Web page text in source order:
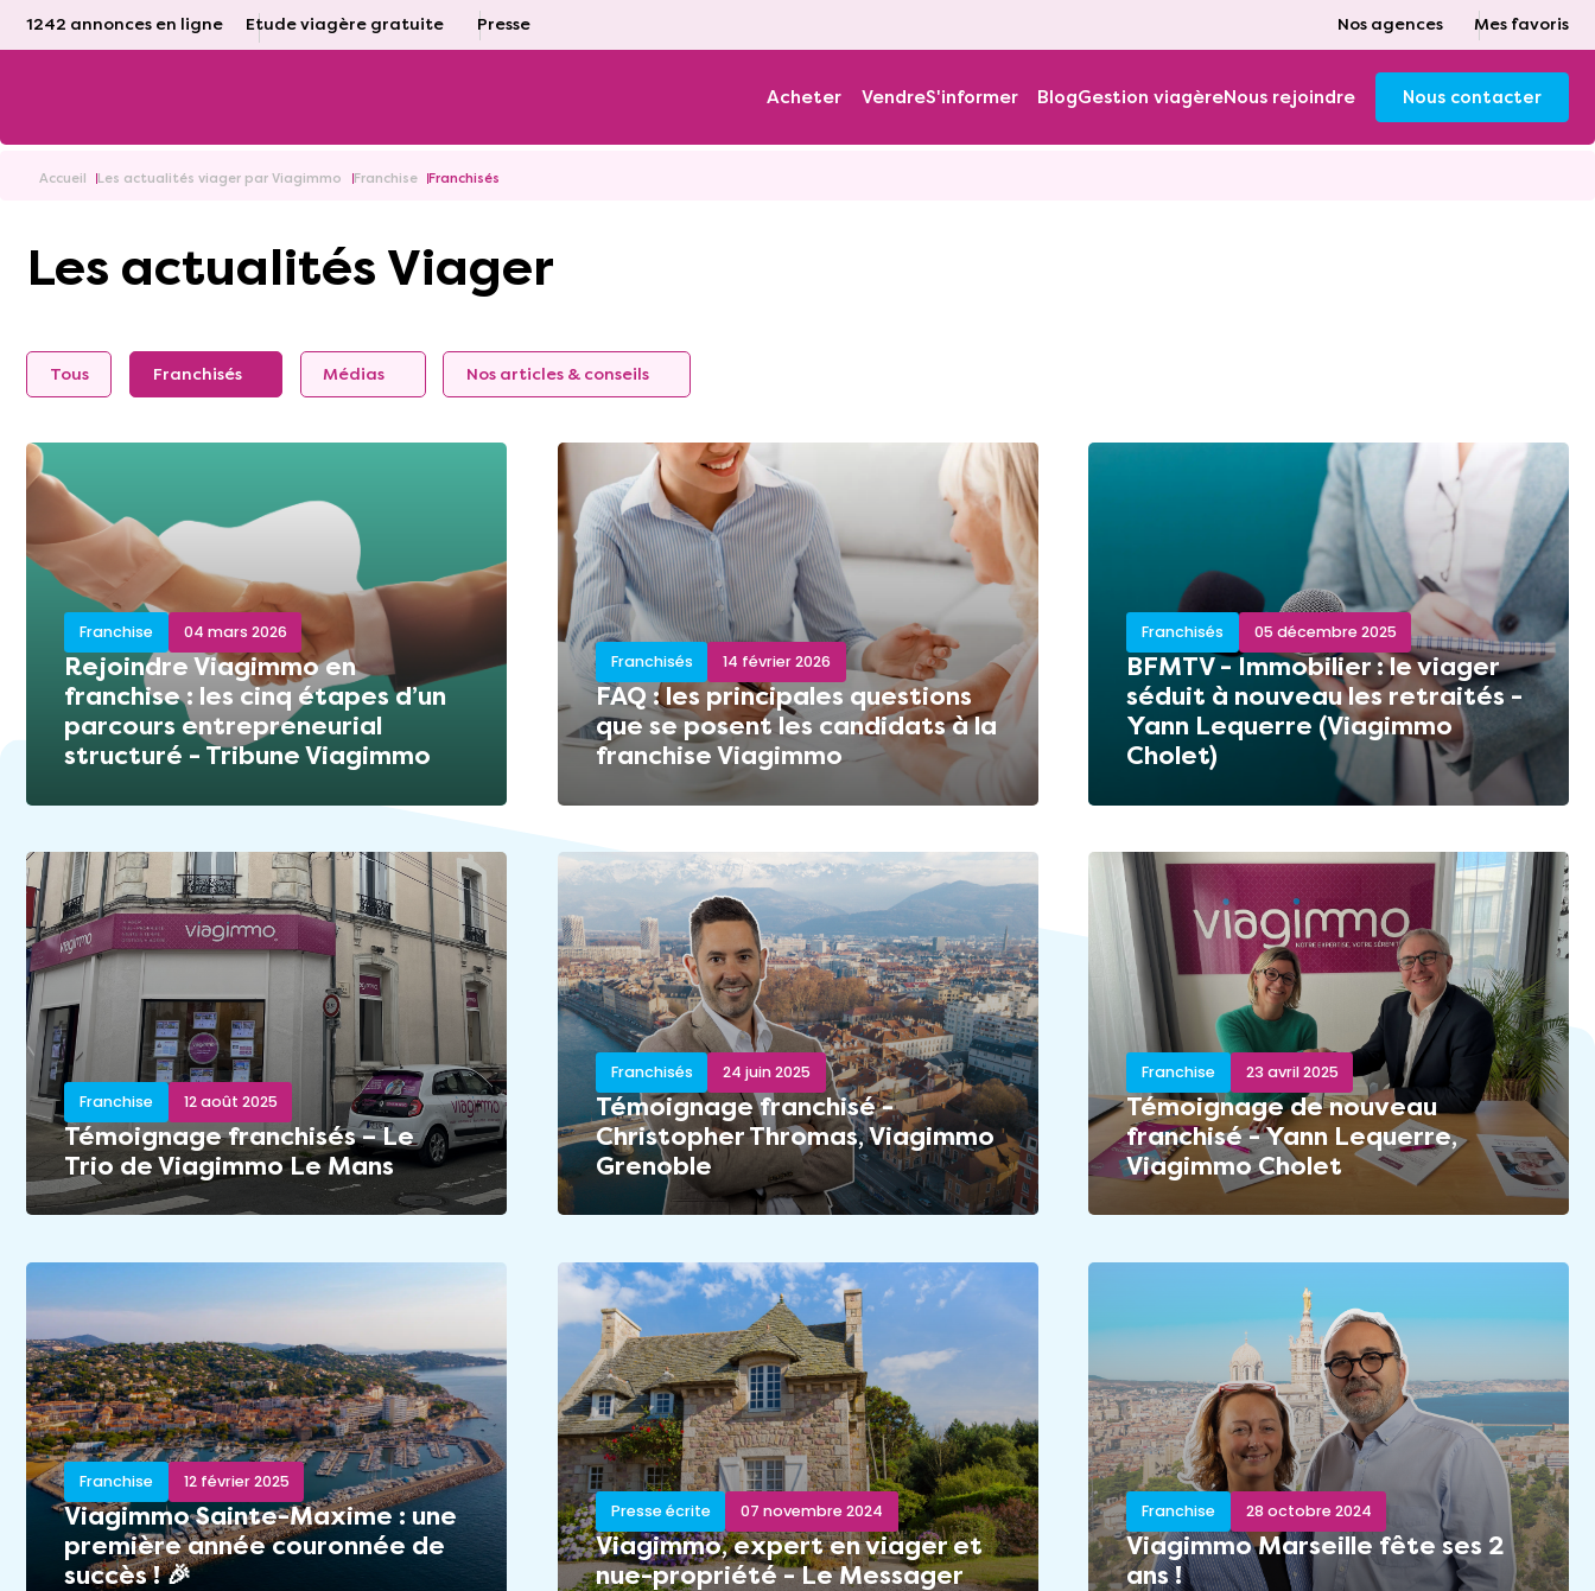
1242 annonces en ligne Etude viagère gratuite Presse Nos agences Mes favoris
Acheter VendreS'informer BlogGestion viagèreNous rejoindre Nous contacter
Accueil Les actualités viager par Viagimmo Franchise Franchisés
Les actualités Viager
Tous Franchisés Médias Nos articles & conseils
Franchise 04 mars 2026
Rejoindre Viagimmo en
franchise : les cinq étapes d’un
parcours entrepreneurial
structuré - Tribune Viagimmo
Franchisés 14 février 2026
FAQ : les principales questions
que se posent les candidats à la
franchise Viagimmo
Franchisés 05 décembre 2025
BFMTV - Immobilier : le viager
séduit à nouveau les retraités -
Yann Lequerre (Viagimmo
Cholet)
Franchise 12 août 2025
Témoignage franchisés – Le
Trio de Viagimmo Le Mans
Franchisés 24 juin 2025
Témoignage franchisé -
Christopher Thromas, Viagimmo
Grenoble
Franchise 23 avril 2025
Témoignage de nouveau
franchisé - Yann Lequerre,
Viagimmo Cholet
Franchise 12 février 2025
Viagimmo Sainte-Maxime : une
première année couronnée de
succès ! 🎉
Presse écrite 07 novembre 2024
Viagimmo, expert en viager et
nue-propriété - Le Messager
Franchise 28 octobre 2024
Viagimmo Marseille fête ses 2
ans !